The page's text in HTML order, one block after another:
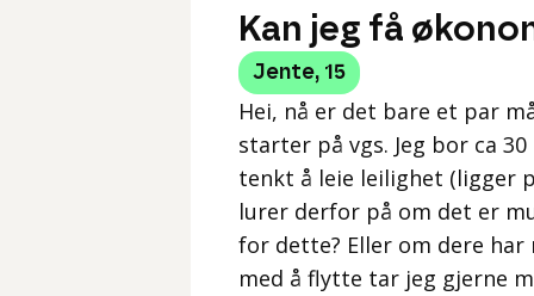
Kan jeg få
Jente, 15
Hei, nå er det bare et par
starter på vgs. Jeg bor ca
tenkt å leie leilighet (ligger
lurer derfor på om det er
for dette? Eller om dere
med å flytte tar jeg gjerne